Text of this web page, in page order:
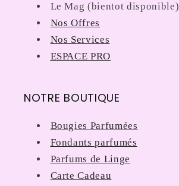
Le Mag (bientot disponible)
Nos Offres
Nos Services
ESPACE PRO
NOTRE BOUTIQUE
Bougies Parfumées
Fondants parfumés
Parfums de Linge
Carte Cadeau